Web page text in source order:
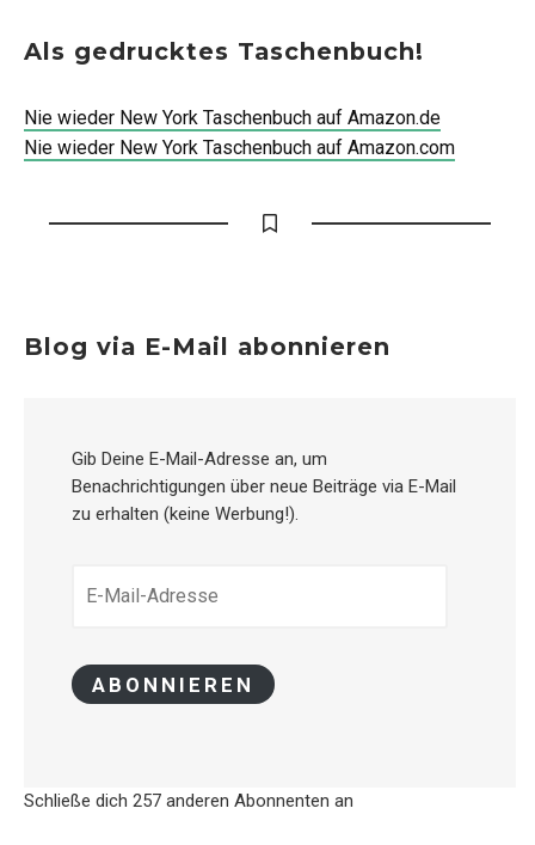
Als gedrucktes Taschenbuch!
Nie wieder New York Taschenbuch auf Amazon.de
Nie wieder New York Taschenbuch auf Amazon.com
Blog via E-Mail abonnieren
Gib Deine E-Mail-Adresse an, um
Benachrichtigungen über neue Beiträge via E-Mail
zu erhalten (keine Werbung!).
MAIL-
ABONNIEREN
Schließe dich 257 anderen Abonnenten an